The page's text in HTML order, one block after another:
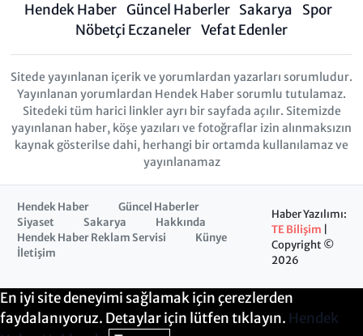
Hendek Haber Güncel Haberler Sakarya
Spor
Nöbetçi Eczaneler Vefat Edenler
Sitede yayınlanan içerik ve yorumlardan yazarları sorumludur.
Yayınlanan yorumlardan Hendek Haber sorumlu tutulamaz.
Sitedeki tüm harici linkler ayrı bir sayfada açılır. Sitemizde
yayınlanan haber, köşe yazıları ve fotoğraflar izin alınmaksızın
kaynak gösterilse dahi, herhangi bir ortamda kullanılamaz ve
yayınlanamaz
Hendek Haber
Güncel Haberler
Siyaset
Sakarya
Hakkında
Hendek Haber Reklam Servisi
Künye
İletişim
Haber Yazılımı:
TE Bilişim
Copyright ©
2026
En iyi site deneyimi sağlamak için çerezlerden
faydalanıyoruz. Detaylar için lütfen tıklayın. Hendek